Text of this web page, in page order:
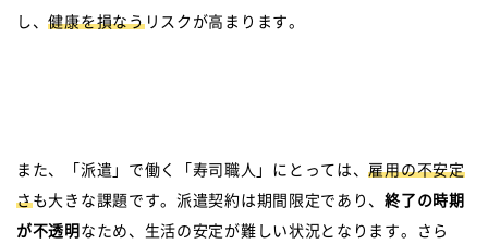
し、健康を損なうリスクが高まります。
また、「派遣」で働く「寿司職人」にとっては、雇用の不安定
さも大きな課題です。派遣契約は期間限定であり、終了の時期
が不透明 なため、生活の安定が難しい状況となります。さら